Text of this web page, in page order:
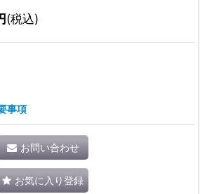
(税込)
事項
お問い合わせ
お気に入り登録